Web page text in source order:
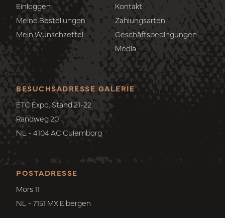
Einloggen
Meine Bestellungen
Mein Wunschzettel
Kontakt
Zahlungsarten
Geschäftsbedingungen
Media
POSTADRESSE
Mors 11
NL - 7151 MX Eibergen
BESUCHSADRESSE GALERIE
ETC Expo, Stand 21-22
Randweg 20
NL - 4104 AC Culemborg